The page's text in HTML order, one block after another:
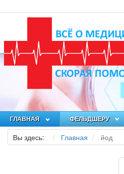
ГЛАВНАЯ ФЕЛЬДШЕРУ
Вы здесь: Главная йод